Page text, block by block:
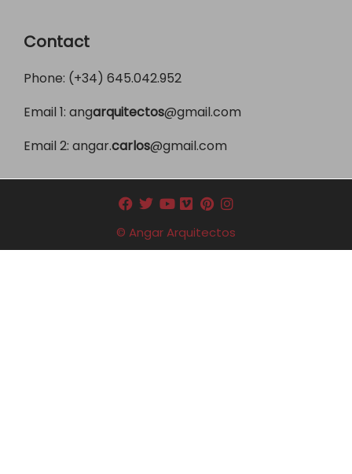
Contact
Phone: (+34) 645.042.952
Email 1: angarquitectos@gmail.com
Email 2: angar.carlos@gmail.com
© Angar Arquitectos